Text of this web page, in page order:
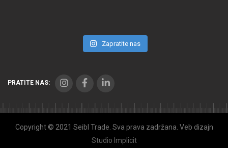
Zapratite nas
PRATITE NAS:
Copyright © 2021 Seibl Trade. Sva prava zadržana. Veb dizajn
Studio Implicit